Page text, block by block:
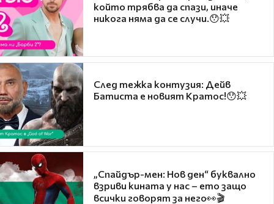
който трябва да спази, иначе
никога няма да се случи.😯💥
След тежка контузия: Дейв
Батиста е новият Кратос!😯💥
„Спайдър-мен: Нов ден“ буквално
взриви кината у нас – ето защо
всички говорят за него👀🎬